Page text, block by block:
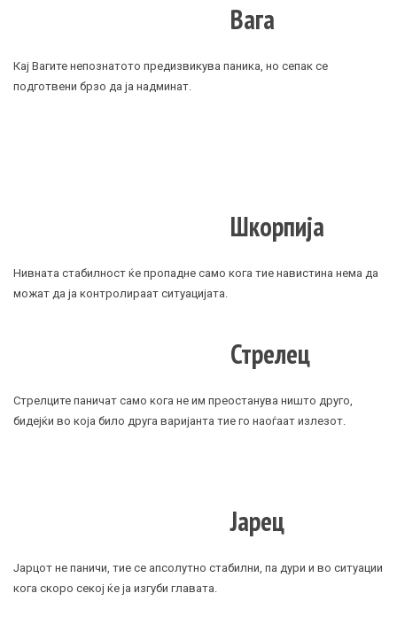
Вага
Кај Вагите непознатото предизвикува паника, но сепак се
подготвени брзо да ја надминат.
Шкорпија
Нивната стабилност ќе пропадне само кога тие навистина нема да
можат да ја контролираат ситуацијата.
Стрелец
Стрелците паничат само кога не им преостанува ништо друго,
бидејќи во која било друга варијанта тие го наоѓаат излезот.
Јарец
Јарцот не паничи, тие се апсолутно стабилни, па дури и во ситуации
кога скоро секој ќе ја изгуби главата.